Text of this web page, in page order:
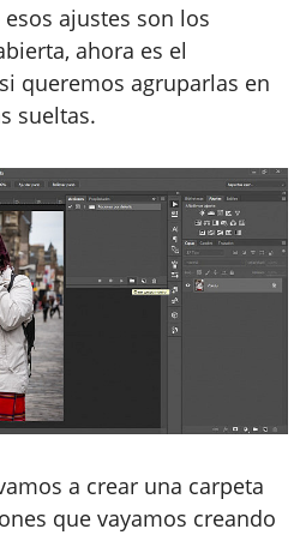
ajustes son los
ahora es el
queremos agruparlas en
sueltas.
a crear una carpeta
que vayamos creando